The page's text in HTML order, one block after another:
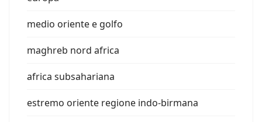
medio oriente e golfo
maghreb nord africa
africa subsahariana
estremo oriente regione indo-birmana